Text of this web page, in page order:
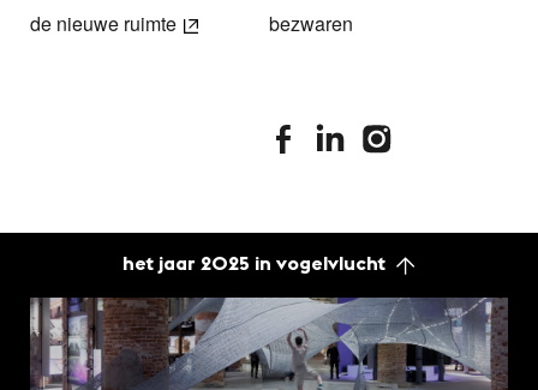
de nieuwe ruimte
bezwaren
stimuleringsfonds facebook
stimuleringsfonds linkedin
stimuleringsfonds
het jaar 2025 in vogelvlucht